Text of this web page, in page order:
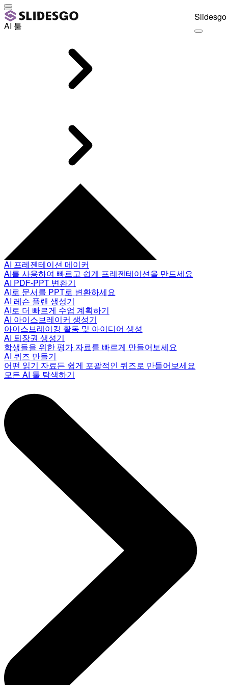
AI 툴
AI 프레젠테이션 메이커
AI를 사용하여 빠르고 쉽게 프레젠테이션을 만드세요
AI PDF-PPT 변환기
AI로 문서를 PPT로 변환하세요
AI 레슨 플랜 생성기
AI로 더 빠르게 수업 계획하기
AI 아이스브레이커 생성기
아이스브레이킹 활동 및 아이디어 생성
AI 퇴장권 생성기
학생들을 위한 평가 자료를 빠르게 만들어보세요
AI 퀴즈 만들기
어떤 읽기 자료든 쉽게 포괄적인 퀴즈로 만들어보세요
모든 AI 툴 탐색하기